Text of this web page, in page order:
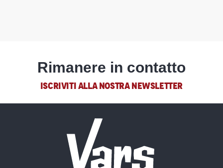
Rimanere in contatto
ISCRIVITI ALLA NOSTRA NEWSLETTER